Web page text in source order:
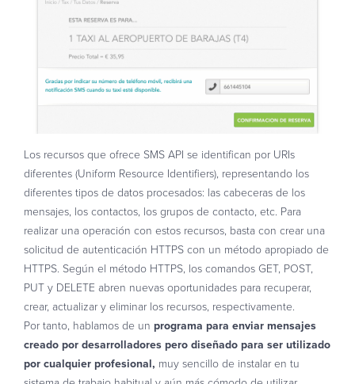
Los recursos que ofrece SMS API se identifican por URIs
diferentes (Uniform Resource Identifiers), representando los
diferentes tipos de datos procesados: las cabeceras de los
mensajes, los contactos, los grupos de contacto, etc. Para
realizar una operación con estos recursos, basta con crear una
solicitud de autenticación HTTPS con un método apropiado de
HTTPS. Según el método HTTPS, los comandos GET, POST,
PUT y DELETE abren nuevas oportunidades para recuperar,
crear, actualizar y eliminar los recursos, respectivamente.
Por tanto, hablamos de un programa para enviar mensajes
creado por desarrolladores pero diseñado para ser utilizado
por cualquier profesional, muy sencillo de instalar en tu